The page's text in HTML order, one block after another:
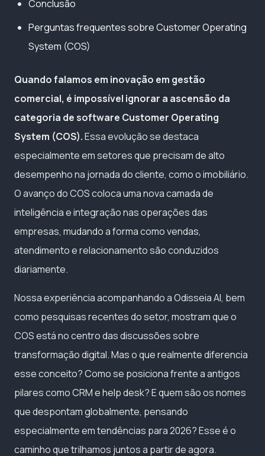
Conclusão
Perguntas frequentes sobre Customer Operating
System (COS)
Quando falamos em inovação em gestão
comercial, é impossível ignorar a ascensão da
categoria de software Customer Operating
System (COS).Essa evolução se destaca
especialmente em setores que precisam de alto
desempenho na jornada do cliente, como o imobiliário.
O avanço do COS coloca uma nova camada de
inteligência e integração nas operações das
empresas, mudando a forma como vendas,
atendimento e relacionamento são conduzidos
diariamente.
Nossa experiência acompanhando a Odisseia AI, bem
como pesquisas recentes do setor, mostram que o
COS está no centro das discussões sobre
transformação digital. Mas o que realmente diferencia
esse conceito? Como se posiciona frente a antigos
pilares como CRM e help desk? E quem são os nomes
que despontam globalmente, pensando
especialmente em tendências para 2026? Esse é o
caminho que trilhamos juntos a partir de agora.